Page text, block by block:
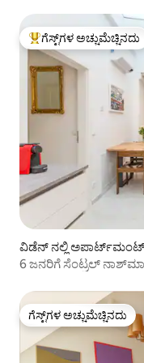
ಗೆಸ್ಟ್‌ಗಳಿಗೆ ಅತಿ ಹೆಚ್ಚು
ಗೆಸ್ಟ್‌ಗಳ ಅಚ್ಚುಮೆಚ್ಚಿನದು
ವಿಡೆನ್ ನಲ್ಲಿ ಅಪಾರ್ಟ್‌ಮಂಟ್
6 ಜನರಿಗೆ ಸೆಂಟ್ರಲ್
ಗೆಸ್ಟ್‌ಗಳ ಅಚ್ಚುಮೆಚ್ಚಿನದು
ಗೆಸ್ಟ್‌ಗಳ ಅಚ್ಚುಮೆಚ್ಚಿನದು